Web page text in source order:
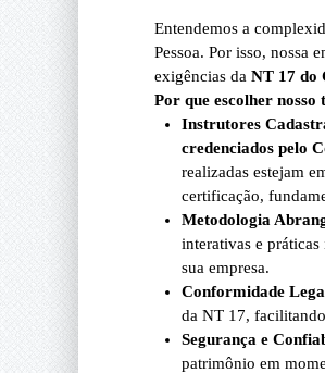
Entendemos a
Pessoa. Por isso, nossa
exigências da NT 17 do
Por que escolher nosso
Instrutores
credenciados pelo
realizadas estejam
certificação,
Metodologia
interativas e práticas
sua empresa.
Conformidade
da NT 17,
Segurança e
patrimônio em